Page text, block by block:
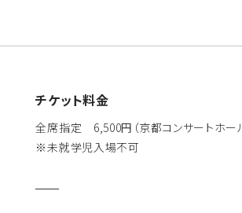
チケット料金
全席指定 6,500円（京都コンサートホー
※未就学児入場不可